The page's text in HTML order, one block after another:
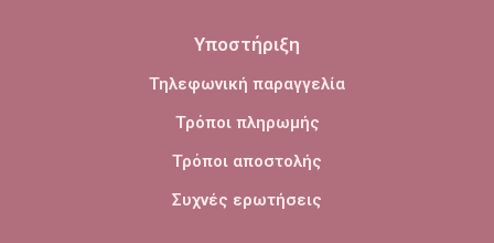
Υποστήριξη
Τηλεφωνική παραγγελία
Τρόποι πληρωμής
Τρόποι αποστολής
Συχνές ερωτήσεις